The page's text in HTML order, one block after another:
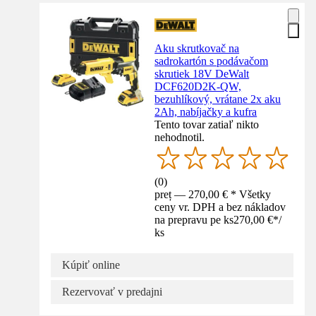
Aku skrutkovač na
sadrokartón s podávačom
skrutiek 18V DeWalt
DCF620D2K-QW,
bezuhlíkový, vrátane 2x aku
2Ah, nabíjačky a kufra
Tento tovar zatiaľ nikto
nehodnotil.
(0)
preț — 270,00 € * Všetky
ceny vr. DPH a bez nákladov
na prepravu pe ks270,00 €*/
ks
Kúpiť online
Rezervovať v predajni